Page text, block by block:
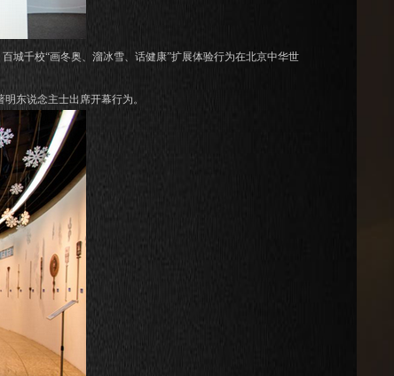
千校“画冬奥、溜冰雪、话健康”扩展体验行为在北京中华世
东说念主士出席开幕行为。